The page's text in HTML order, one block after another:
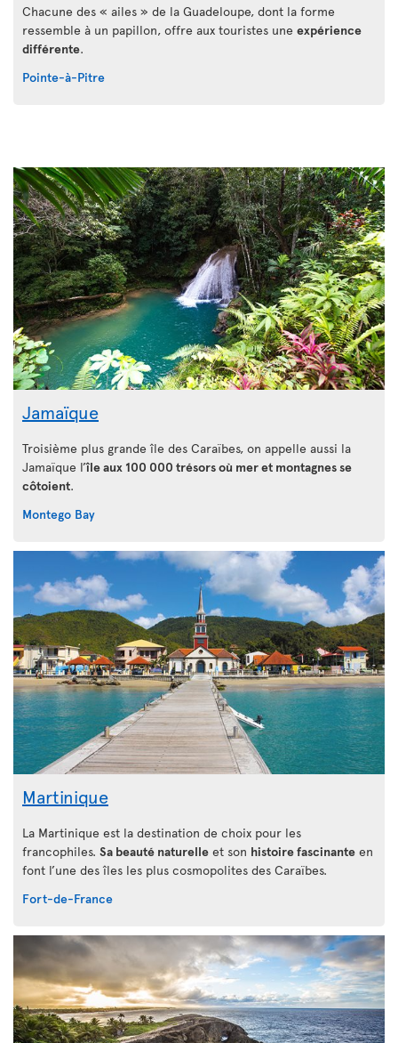
Chacune des « ailes » de la Guadeloupe, dont la forme
ressemble à un papillon, offre aux touristes une expérience
différente.
Pointe-à-Pitre
Jamaïque
Troisième plus grande île des Caraïbes, on appelle aussi la
Jamaïque l’île aux 100 000 trésors où mer et montagnes se
côtoient.
Montego Bay
Martinique
La Martinique est la destination de choix pour les
francophiles. Sa beauté naturelle et son histoire fascinante en
font l’une des îles les plus cosmopolites des Caraïbes.
Fort-de-France